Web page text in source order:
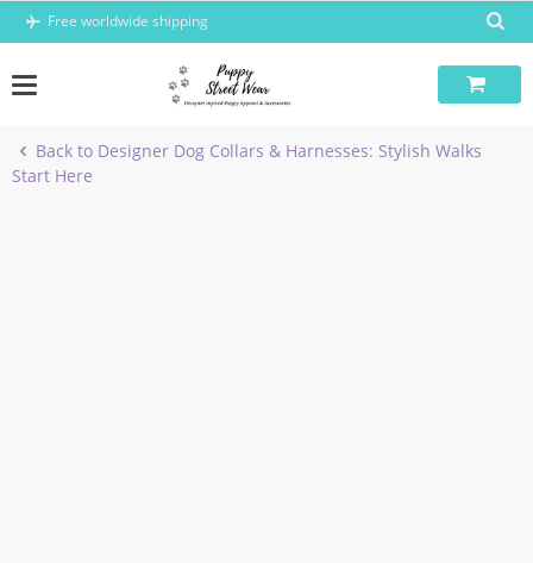
Skip
Free worldwide shipping
Back to Designer Dog Collars & Harnesses: Stylish Walks
Start Here